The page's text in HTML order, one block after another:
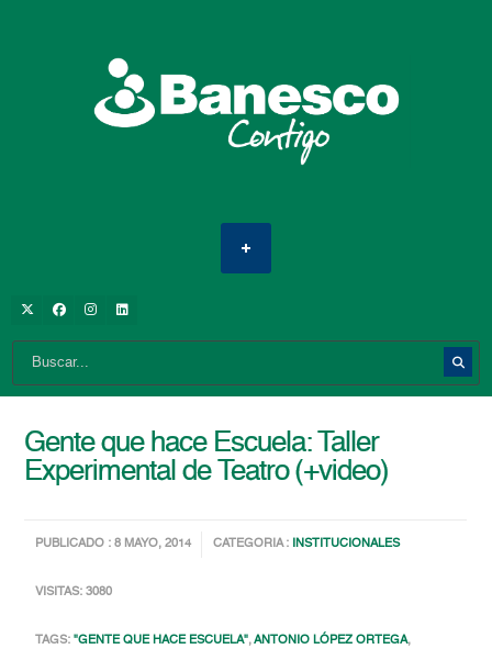
Gente que hace Escuela: Taller
Experimental de Teatro (+video)
PUBLICADO : 8 MAYO, 2014 CATEGORIA : INSTITUCIONALES
VISITAS: 3080
TAGS:"GENTE QUE HACE ESCUELA",ANTONIO LÓPEZ ORTEGA,